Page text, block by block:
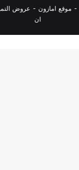
- موقع امازون - عروض
ان